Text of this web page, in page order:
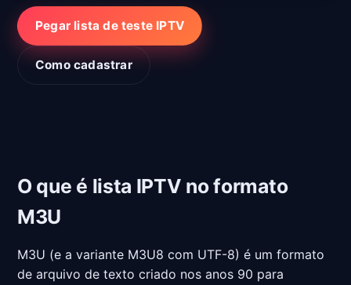
Pegar lista de teste IPTV
Como cadastrar
O que é lista IPTV no formato
M3U
M3U (e a variante M3U8 com UTF-8) é um formato
de arquivo de texto criado nos anos 90 para